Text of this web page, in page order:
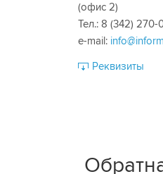
(офис 2)
Тел.: 8 (342) 270-
е-mail:
Реквизиты